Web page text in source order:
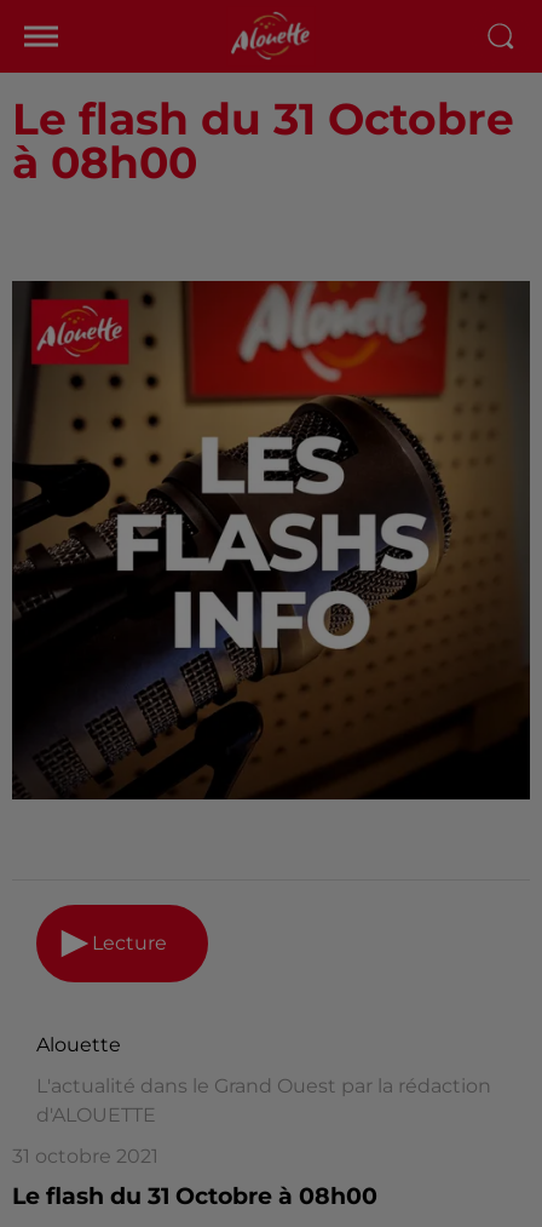
Le flash du 31 Octobre
à 08h00
Lecture
Alouette
L'actualité dans le Grand Ouest par la rédaction
d'ALOUETTE
31 octobre 2021
Le flash du 31 Octobre à 08h00